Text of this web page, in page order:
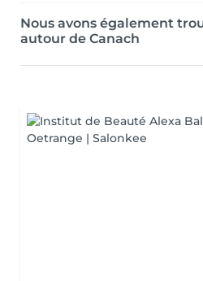
Nous avons également
autour de Canach